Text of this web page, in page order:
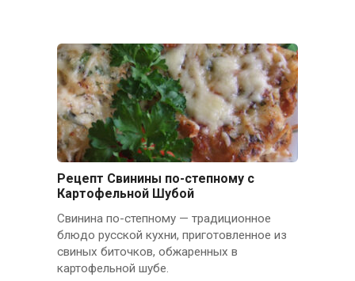
Рецепт Свинины по-степному с
Картофельной Шубой
Свинина по-степному — традиционное
блюдо русской кухни, приготовленное из
свиных биточков, обжаренных в
картофельной шубе.